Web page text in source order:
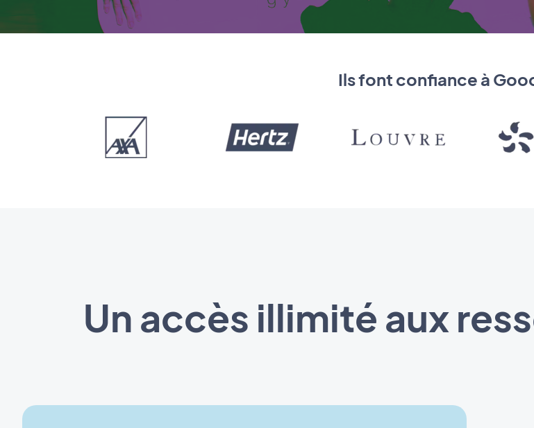
Ils font confiance à
Un accès illimité aux